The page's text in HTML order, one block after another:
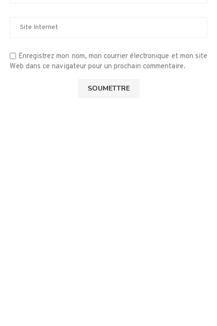
Enregistrez mon nom, mon courrier électronique et mon site
Web dans ce navigateur pour un prochain commentaire.